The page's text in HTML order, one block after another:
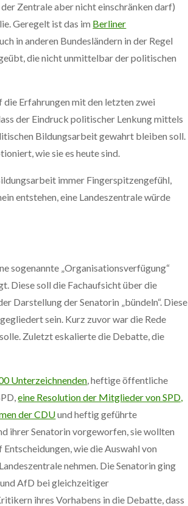
Zentrale aber nicht einschränken darf)
Geregelt ist das im Berliner
in anderen Bundesländern in der Regel
die nicht unmittelbar der politischen
die Erfahrungen mit den letzten zwei
der Eindruck politischer Lenkung mittels
Bildungsarbeit gewahrt bleiben soll.
wie sie es heute sind.
immer Fingerspitzengefühl,
entstehen, eine Landeszentrale würde
sogenannte „Organisationsverfügung“
Diese soll die Fachaufsicht über die
Darstellung der Senatorin „bündeln“. Diese
sein. Kurz zuvor war die Rede
Zuletzt eskalierte die Debatte, die
Unterzeichnenden, heftige öffentliche
eine Resolution der Mitglieder von SPD,
der CDUund heftig geführte
ihrer Senatorin vorgeworfen, sie wollten
wie die Auswahl von
nehmen. Die Senatorin ging
AfD bei gleichzeitiger
ihres Vorhabens in die Debatte, dass